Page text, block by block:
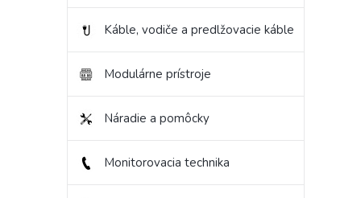
Káble, vodiče a predlžovacie káble
Modulárne prístroje
Náradie a pomôcky
Monitorovacia technika